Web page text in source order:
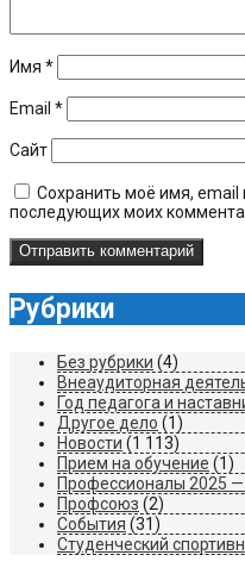
Имя *
Email *
Сайт
Сохранить моё имя, email
последующих моих
Рубрики
Без рубрики (4)
Внеаудиторная
Год педагога и
Другое дело (1)
Новости (1 113)
Прием на обучение (1)
Профессионалы 2025
Профсоюз (2)
События (31)
Студенческий